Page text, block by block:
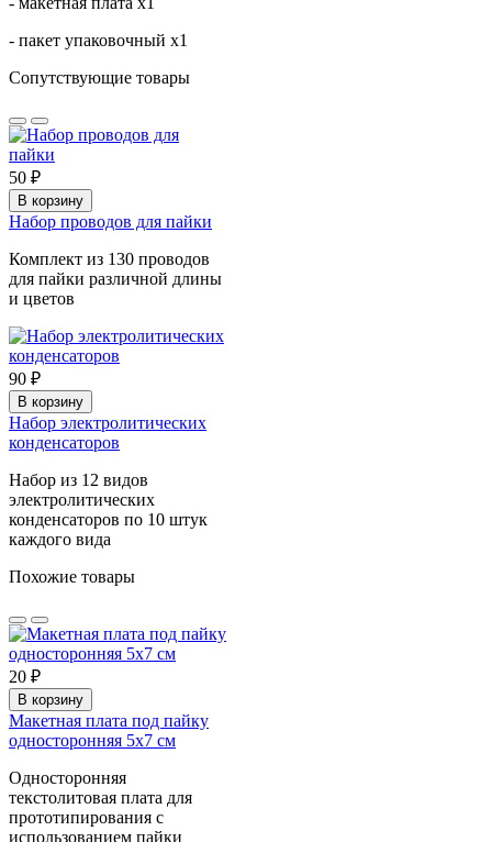
- пакет упаковочный х1
Сопутствующие товары
50 ₽
В корзину
Набор проводов для пайки
Комплект из 130 проводов
для пайки различной длины
и цветов
90 ₽
В корзину
Набор электролитических
конденсаторов
Набор из 12 видов
электролитических
конденсаторов по 10 штук
каждого вида
Похожие товары
20 ₽
В корзину
Макетная плата под пайку
односторонняя 5х7 см
Односторонняя
текстолитовая плата для
прототипирования с
использованием пайки